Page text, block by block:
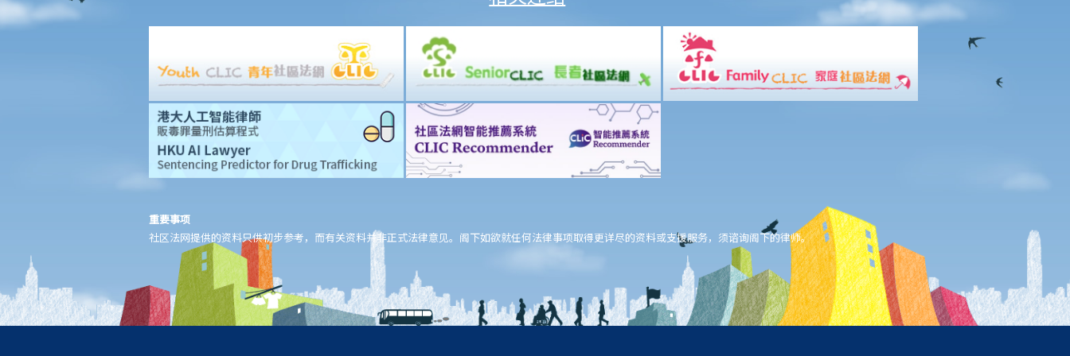
额，会有甚么后果？
1. 怎样计算将送达认收书送交法院存档的14天时限？
2. 作为被告人，我应否就向我展开的诉讼作抗辩？
3. 如果我决定不作出抗辩，该怎么办？
4. 如果我决定就案件作出抗辩，该怎么办？
6. 如被告人提交抗辩书（和反申索书），情况会怎样？
7. 如果被告人认为他确实拖欠原告人部份款项，可以怎样做？
8. 我作为民事诉讼中的被告人，但我认为另一方才应该对原告人的
申索负上责任，我应该怎么办？
如何就民事案件的审讯作准备
1. 甚么是文件透露？
重要事项
社区法网提供的资料只供初步参考，而有关资料并非正式法律意见。阁下如欲就任何法律事项取得更详尽的资料或支援服务，须谘询阁下的律师。